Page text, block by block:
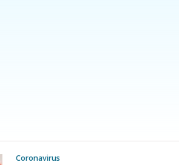
Coronavirus